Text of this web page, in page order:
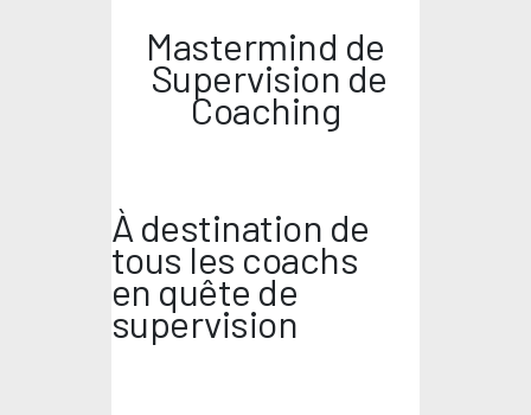
Mastermind de
Supervision de
Coaching
À destination de
tous les coachs
en quête de
supervision